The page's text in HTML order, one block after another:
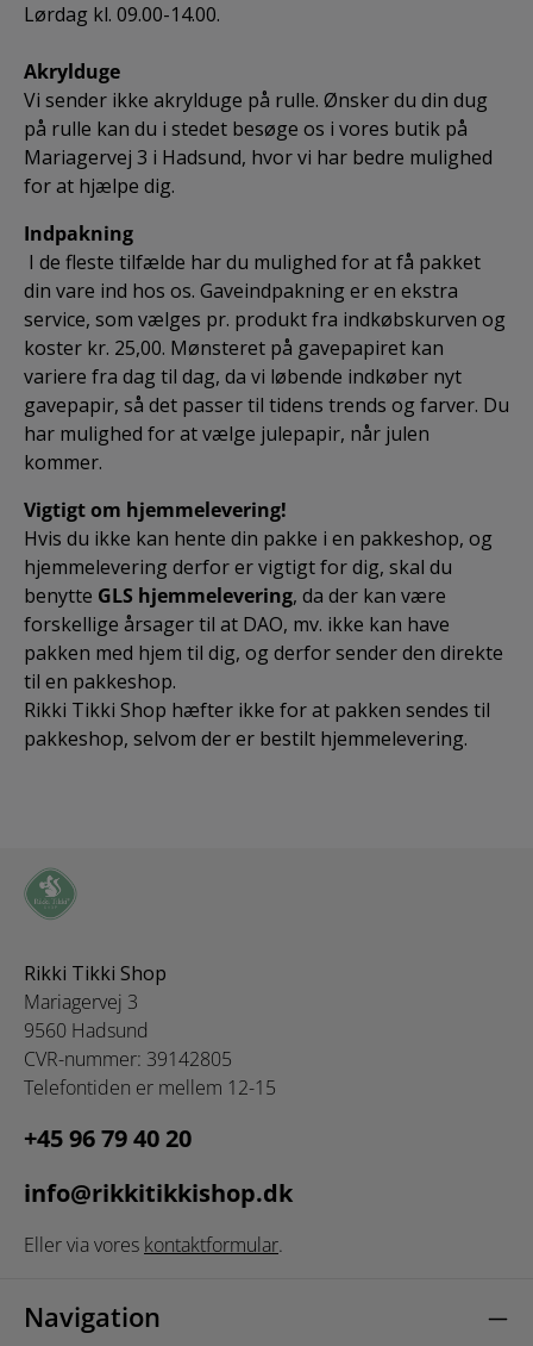
Lørdag kl. 09.00-14.00.
Akrylduge
Vi sender ikke akrylduge på rulle. Ønsker du din dug
på rulle kan du i stedet besøge os i vores butik på
Mariagervej 3 i Hadsund, hvor vi har bedre mulighed
for at hjælpe dig.
Indpakning
I de fleste tilfælde har du mulighed for at få pakket
din vare ind hos os. Gaveindpakning er en ekstra
service, som vælges pr. produkt fra indkøbskurven og
koster kr. 25,00. Mønsteret på gavepapiret kan
variere fra dag til dag, da vi løbende indkøber nyt
gavepapir, så det passer til tidens trends og farver. Du
har mulighed for at vælge julepapir, når julen
kommer.
Vigtigt om hjemmelevering!
Hvis du ikke kan hente din pakke i en pakkeshop, og
hjemmelevering derfor er vigtigt for dig, skal du
benytte GLS hjemmelevering, da der kan være
forskellige årsager til at DAO, mv. ikke kan have
pakken med hjem til dig, og derfor sender den direkte
til en pakkeshop.
Rikki Tikki Shop hæfter ikke for at pakken sendes til
pakkeshop, selvom der er bestilt hjemmelevering.
Rikki Tikki Shop
Mariagervej 3
9560 Hadsund
CVR-nummer: 39142805
Telefontiden er mellem 12-15
+45 96 79 40 20
info@rikkitikkishop.dk
Eller via vores kontaktformular.
Navigation